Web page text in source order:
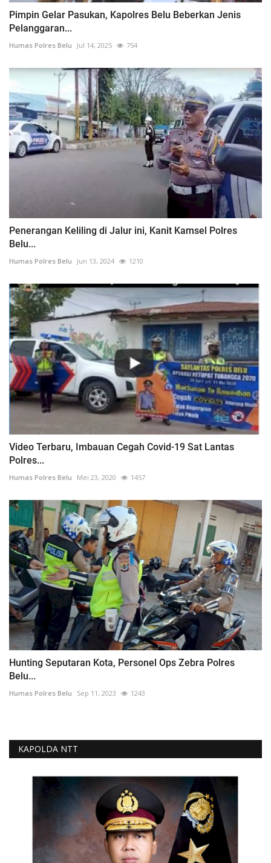
Pimpin Gelar Pasukan, Kapolres Belu Beberkan Jenis
Pelanggaran...
Humas Polres Belu Jul 14, 2025 754
Penerangan Keliling di Jalur ini, Kanit Kamsel Polres
Belu...
Humas Polres Belu Jun 13, 2024 1210
Video Terbaru, Imbauan Cegah Covid-19 Sat Lantas
Polres...
Humas Polres Belu Mei 23, 2020 1457
Hunting Seputaran Kota, Personel Ops Zebra Polres
Belu...
Humas Polres Belu Sep 11, 2023 1243
KAPOLDA NTT